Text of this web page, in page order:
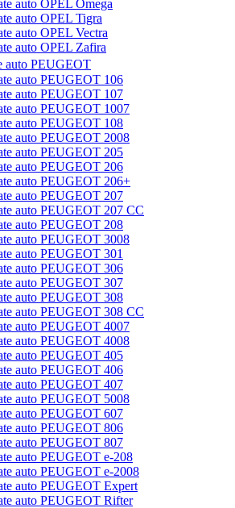
auto OPEL Omega
auto OPEL Tigra
auto OPEL Vectra
auto OPEL Zafira
auto PEUGEOT
auto PEUGEOT 106
auto PEUGEOT 107
auto PEUGEOT 1007
auto PEUGEOT 108
auto PEUGEOT 2008
auto PEUGEOT 205
auto PEUGEOT 206
auto PEUGEOT 206+
auto PEUGEOT 207
auto PEUGEOT 207 CC
auto PEUGEOT 208
auto PEUGEOT 3008
auto PEUGEOT 301
auto PEUGEOT 306
auto PEUGEOT 307
auto PEUGEOT 308
auto PEUGEOT 308 CC
auto PEUGEOT 4007
auto PEUGEOT 4008
auto PEUGEOT 405
auto PEUGEOT 406
auto PEUGEOT 407
auto PEUGEOT 5008
auto PEUGEOT 607
auto PEUGEOT 806
auto PEUGEOT 807
auto PEUGEOT e-208
auto PEUGEOT e-2008
auto PEUGEOT Expert
auto PEUGEOT Rifter